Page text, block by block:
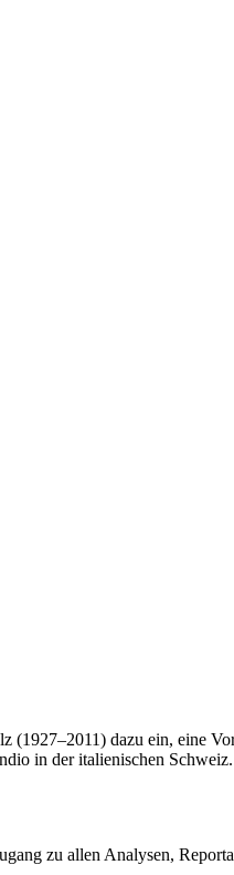
dazu ein, eine
in der italienischen
zu allen Analysen,